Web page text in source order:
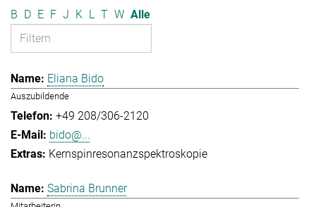
B D E F J K L T W Alle
Eliana Bido
Auszubildende
+49 208/306-2120
bido@...
Kernspinresonanzspektroskopie
Sabrina Brunner